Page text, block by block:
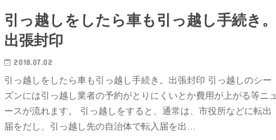
引っ越しをしたら車も引っ越し手続き。
出張封印
2018.07.02
引っ越しをしたら車も引っ越し手続き。出張封印 引っ越しのシー
ズンには引っ越し業者の予約がとりにくいとか費用が上がる等ニュ
ースが流れます。 引っ越しをすると、通常は、市役所などに転出
届をだし、引っ越し先の自治体で転入届を出…